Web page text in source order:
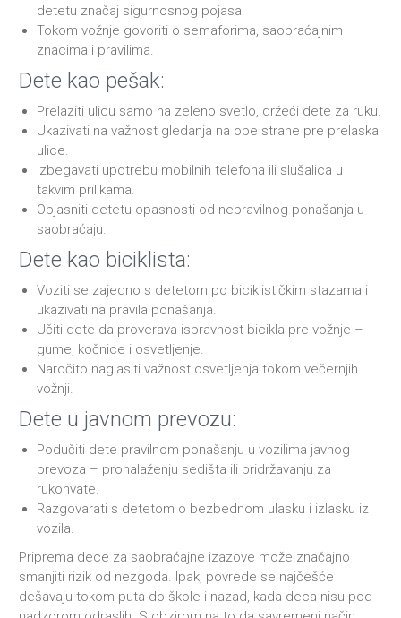
detetu značaj sigurnosnog pojasa.
Tokom vožnje govoriti o semaforima, saobraćajnim
znacima i pravilima.
Dete kao pešak:
Prelaziti ulicu samo na zeleno svetlo, držeći dete za ruku.
Ukazivati na važnost gledanja na obe strane pre prelaska
ulice.
Izbegavati upotrebu mobilnih telefona ili slušalica u
takvim prilikama.
Objasniti detetu opasnosti od nepravilnog ponašanja u
saobraćaju.
Dete kao biciklista:
Voziti se zajedno s detetom po biciklističkim stazama i
ukazivati na pravila ponašanja.
Učiti dete da proverava ispravnost bicikla pre vožnje –
gume, kočnice i osvetljenje.
Naročito naglasiti važnost osvetljenja tokom večernjih
vožnji.
Dete u javnom prevozu:
Podučiti dete pravilnom ponašanju u vozilima javnog
prevoza – pronalaženju sedišta ili pridržavanju za
rukohvate.
Razgovarati s detetom o bezbednom ulasku i izlasku iz
vozila.
Priprema dece za saobraćajne izazove može značajno
smanjiti rizik od nezgoda. Ipak, povrede se najčešće
dešavaju tokom puta do škole i nazad, kada deca nisu pod